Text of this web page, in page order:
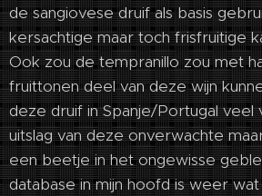
de sangiovese druif als basis
kersachtige maar toch frisfruitige
Ook zou de tempranillo zou met
fruittonen deel van deze wijn
deze druif in Spanje/Portugal
uitslag van deze onverwachte
een beetje in het ongewisse
database in mijn hoofd is weer